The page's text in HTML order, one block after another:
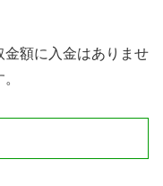
金額に入金はありませ